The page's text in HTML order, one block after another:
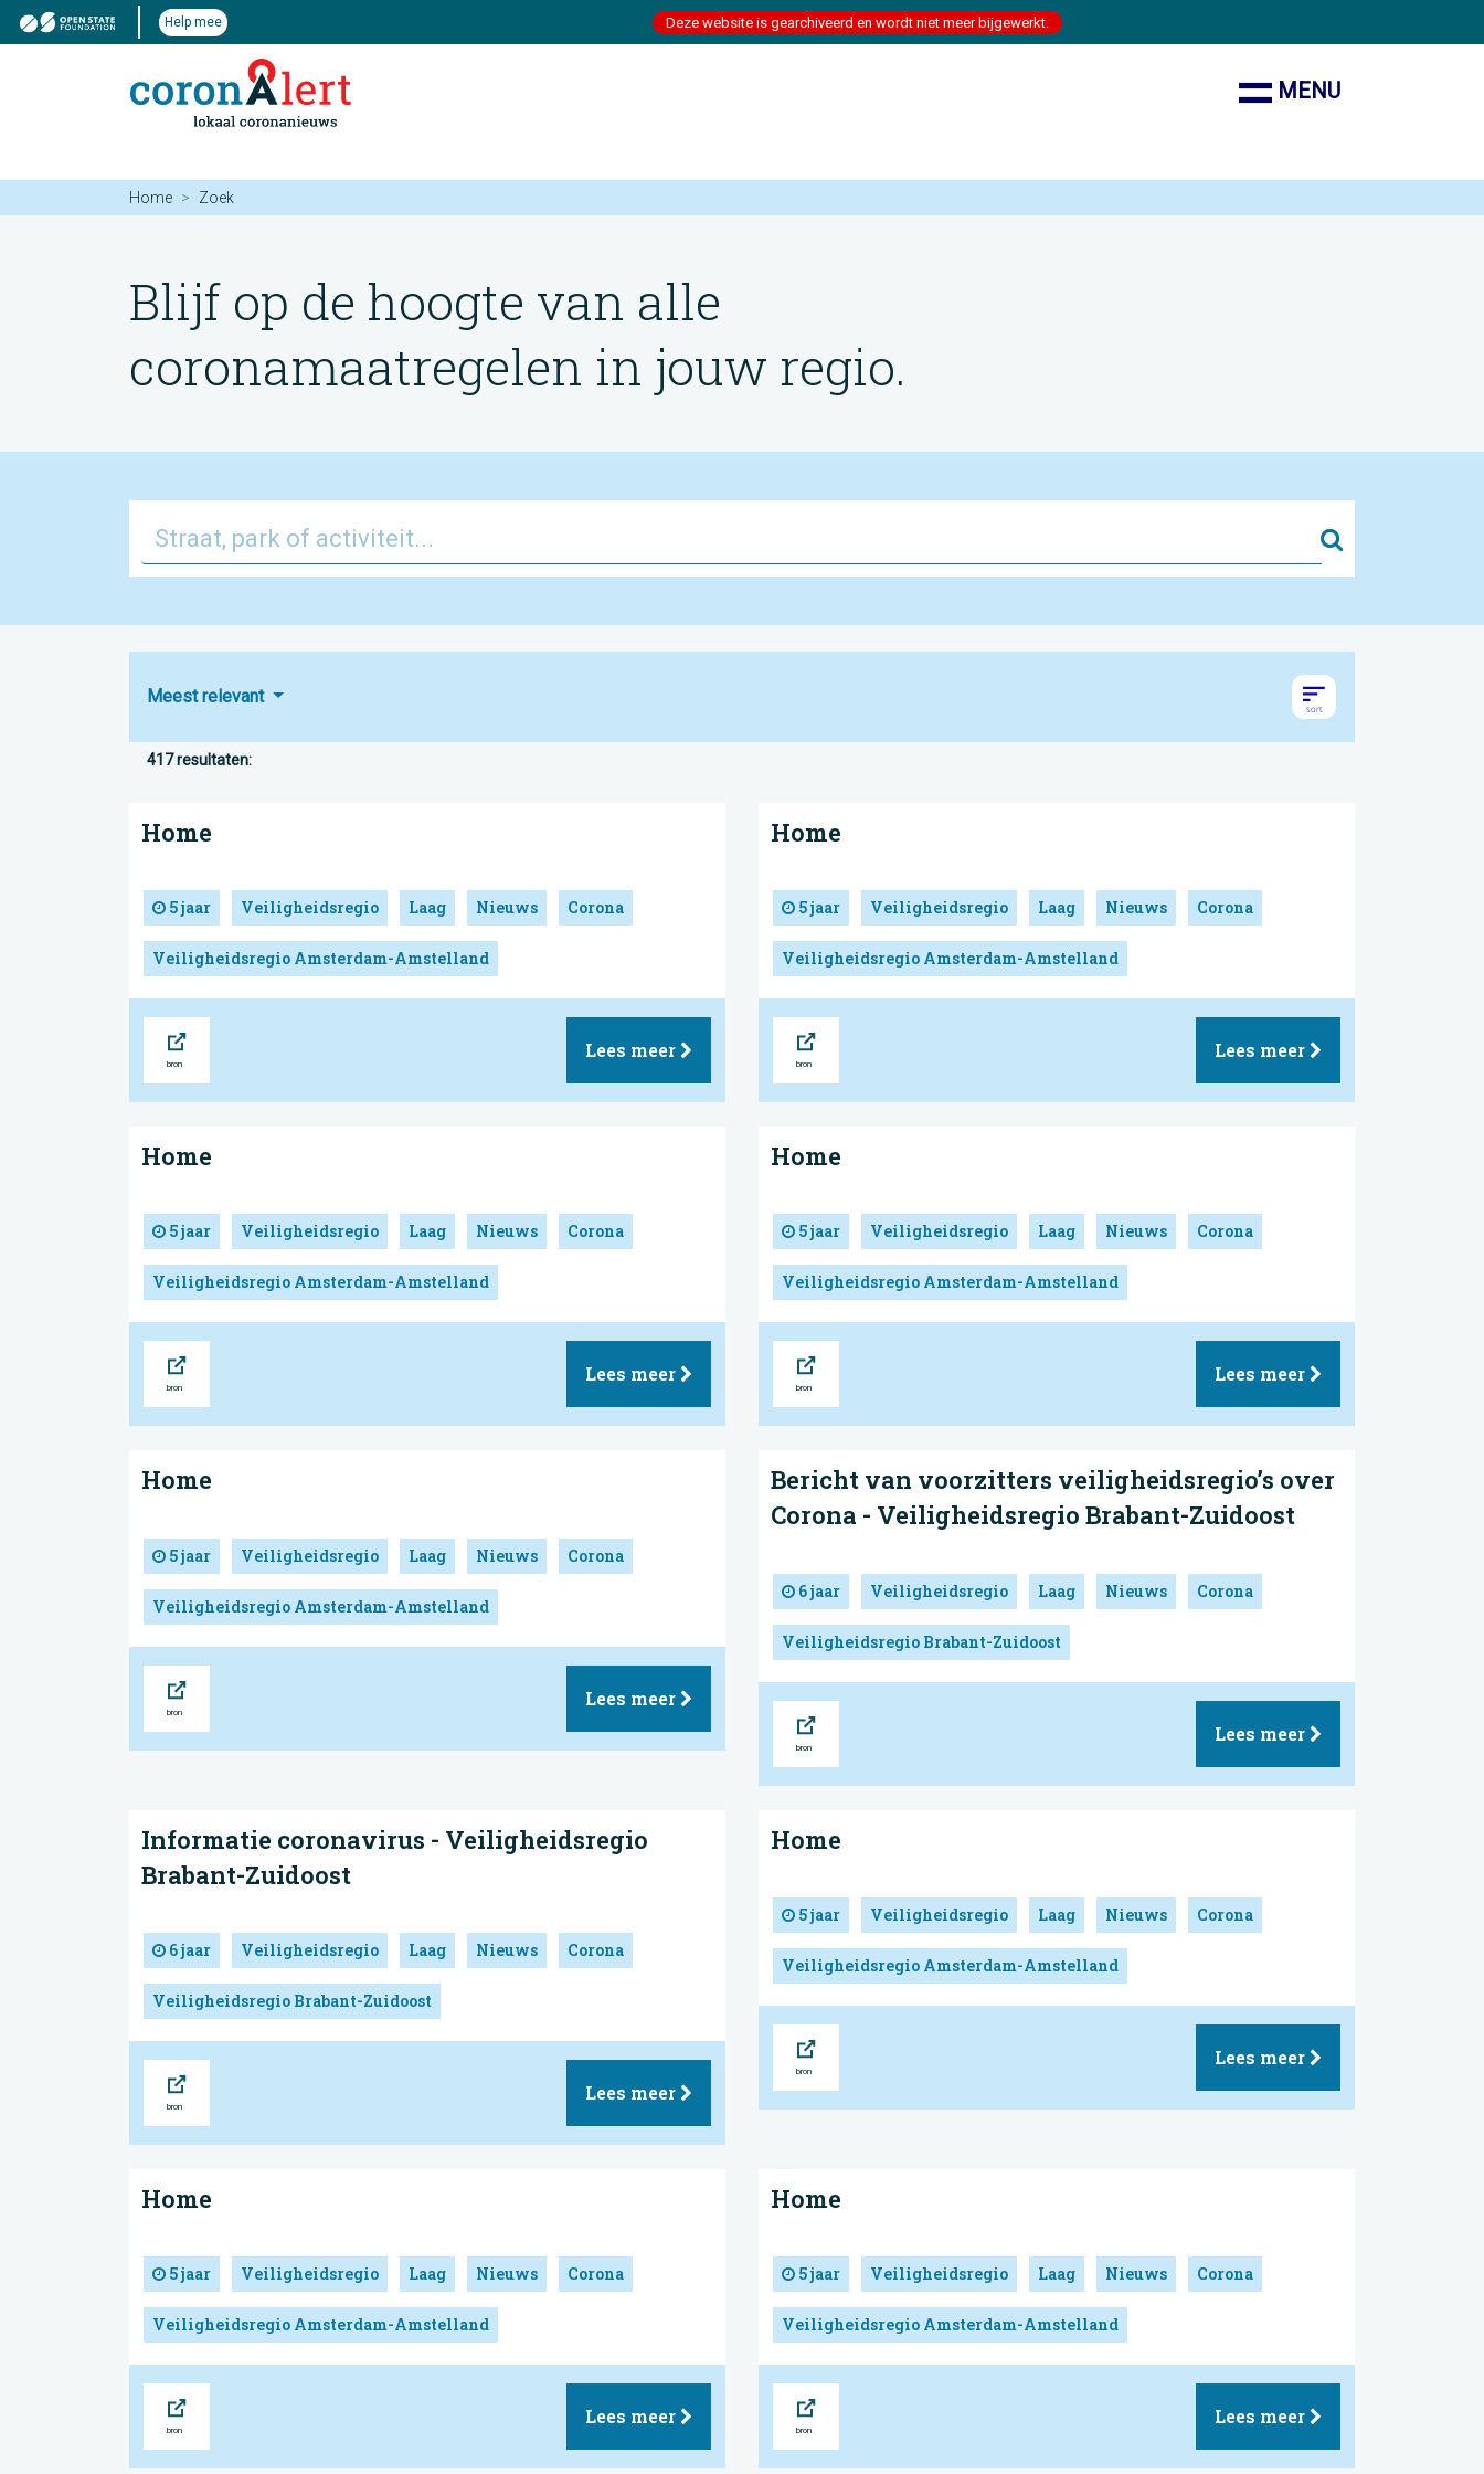
Help mee Deze website is gearchiveerd en wordt niet meer bijgewerkt.
MENU
Home Zoek
Blijf op de hoogte van alle
coronamaatregelen in jouw regio.
Zoek
Meest relevant
417 resultaten:
Home
5 jaar Veiligheidsregio Laag Nieuws Corona
Veiligheidsregio Amsterdam-Amstelland
Lees meer
Home
5 jaar Veiligheidsregio Laag Nieuws Corona
Veiligheidsregio Amsterdam-Amstelland
Lees meer
Home
5 jaar Veiligheidsregio Laag Nieuws Corona
Veiligheidsregio Amsterdam-Amstelland
Lees meer
Home
5 jaar Veiligheidsregio Laag Nieuws Corona
Veiligheidsregio Amsterdam-Amstelland
Lees meer
Home
5 jaar Veiligheidsregio Laag Nieuws Corona
Veiligheidsregio Amsterdam-Amstelland
Lees meer
Bericht van voorzitters veiligheidsregio’s over
Corona - Veiligheidsregio Brabant-Zuidoost
6 jaar Veiligheidsregio Laag Nieuws Corona
Veiligheidsregio Brabant-Zuidoost
Lees meer
Informatie coronavirus - Veiligheidsregio
Brabant-Zuidoost
6 jaar Veiligheidsregio Laag Nieuws Corona
Veiligheidsregio Brabant-Zuidoost
Lees meer
Home
5 jaar Veiligheidsregio Laag Nieuws Corona
Veiligheidsregio Amsterdam-Amstelland
Lees meer
Home
5 jaar Veiligheidsregio Laag Nieuws Corona
Veiligheidsregio Amsterdam-Amstelland
Lees meer
Home
5 jaar Veiligheidsregio Laag Nieuws Corona
Veiligheidsregio Amsterdam-Amstelland
Lees meer